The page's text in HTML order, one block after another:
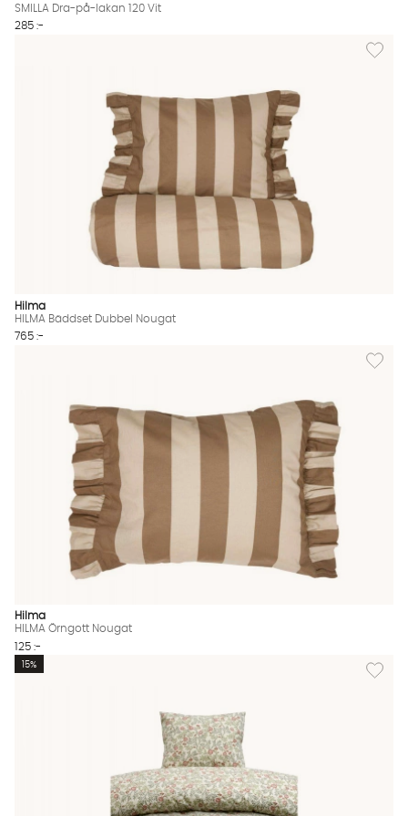
SMILLA Dra-på-lakan 120 Vit
285 :-
Lägg
Hilma
HILMA Bäddset Dubbel Nougat
765 :-
Lägg
Hilma
HILMA Örngott Nougat
125 :-
Lägg
15%